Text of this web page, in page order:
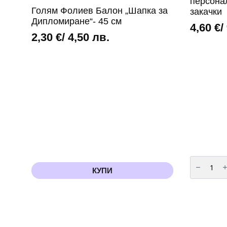
Голям Фолиев Балон „Шапка за
Дипломиране“- 45 см
2,30 €/ 4,50 лв.
КУПИ
закачки
4,60€/
за
Сатенени
ленти